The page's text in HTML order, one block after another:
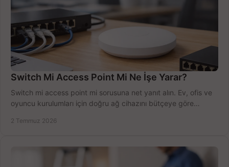
Switch Mi Access Point Mi Ne İşe Yarar?
Switch mi access point mi sorusuna net yanıt alın. Ev, ofis ve
oyuncu kurulumları için doğru ağ cihazını bütçeye göre
2 Temmuz 2026